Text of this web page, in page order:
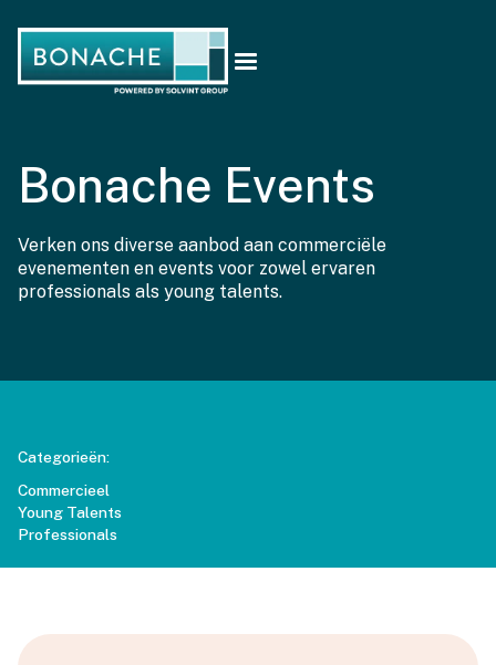
Bonache Events
Verken ons diverse aanbod aan commerciële
evenementen en events voor zowel ervaren
professionals als young talents.
Categorieën:
Commercieel
Young Talents
Professionals